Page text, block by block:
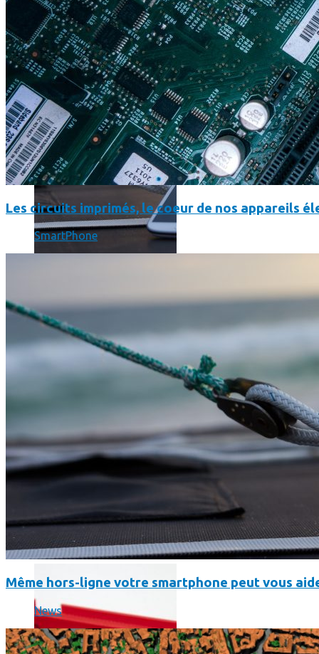
Même hors-ligne votre smartphone peut vous aider en
Un boîtier imprimé en 3D va faire tourner Android sur votre
Les circuits imprimés, le coeur de nos appareils
SmartPhone
Même hors-ligne votre smartphone peut vous
News